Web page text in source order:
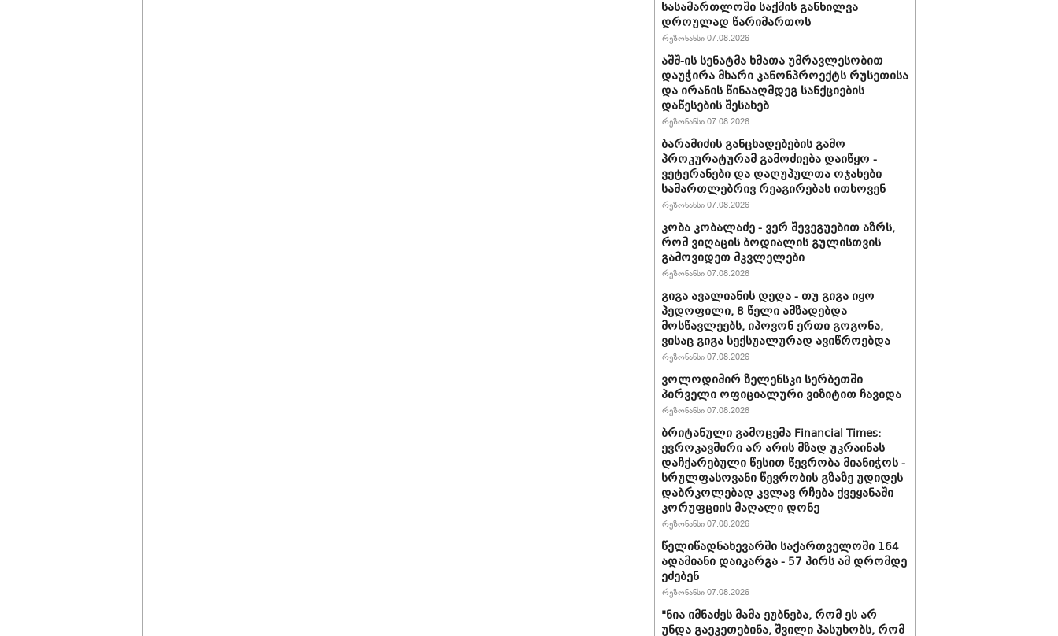
სასამართლოში საქმის განხილვა
დროულად წარიმართოს
რეზონანსი 07.08.2026
აშშ-ის სენატმა ხმათა უმრავლესობით
დაუჭირა მხარი კანონპროექტს რუსეთისა
და ირანის წინააღმდეგ სანქციების
დაწესების შესახებ
რეზონანსი 07.08.2026
ბარამიძის განცხადებების გამო
პროკურატურამ გამოძიება დაიწყო -
ვეტერანები და დაღუპულთა ოჯახები
სამართლებრივ რეაგირებას ითხოვენ
რეზონანსი 07.08.2026
კობა კობალაძე - ვერ შევეგუებით აზრს,
რომ ვიღაცის ბოდიალის გულისთვის
გამოვიდეთ მკვლელები
რეზონანსი 07.08.2026
გიგა ავალიანის დედა - თუ გიგა იყო
პედოფილი, 8 წელი ამზადებდა
მოსწავლეებს, იპოვონ ერთი გოგონა,
ვისაც გიგა სექსუალურად ავიწროებდა
რეზონანსი 07.08.2026
ვოლოდიმირ ზელენსკი სერბეთში
პირველი ოფიციალური ვიზიტით ჩავიდა
რეზონანსი 07.08.2026
ბრიტანული გამოცემა Financial Times:
ევროკავშირი არ არის მზად უკრაინას
დაჩქარებული წესით წევრობა მიანიჭოს -
სრულფასოვანი წევრობის გზაზე უდიდეს
დაბრკოლებად კვლავ რჩება ქვეყანაში
კორუფციის მაღალი დონე
რეზონანსი 07.08.2026
წელიწადნახევარში საქართველოში 164
ადამიანი დაიკარგა - 57 პირს ამ დრომდე
ეძებენ
რეზონანსი 07.08.2026
"ნია იმნაძეს მამა ეუბნება, რომ ეს არ
უნდა გაეკეთებინა, შვილი პასუხობს, რომ